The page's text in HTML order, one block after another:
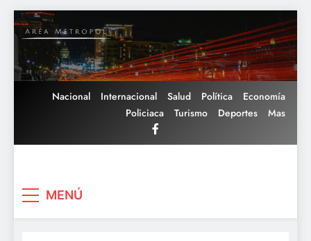
Saltar
al
contenido
Nacional Internacional Salud Política
Economía
Policiaca
Turismo Deportes Mas
MENÚ